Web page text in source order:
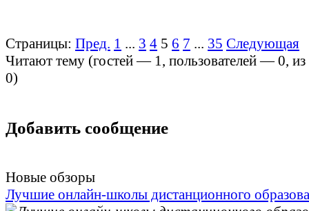
Страницы: Пред. 1 ... 3 4 5 6 7 ... 35 Следующая
Читают тему (гостей — 1, пользователей —0,
0)
Добавить сообщение
Новые обзоры
Лучшие онлайн-школы дистанционного